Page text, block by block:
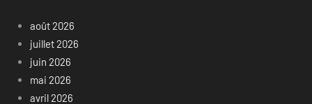
août 2026
juillet 2026
juin 2026
mai 2026
avril 2026